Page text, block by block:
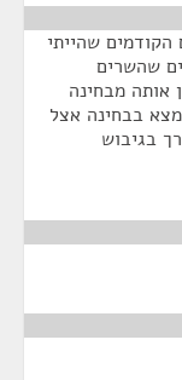
שהייתי
שהשרים
אותה מבחינה
בבחינה אצל
בגיבוש